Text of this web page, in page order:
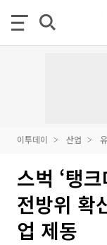
이투데이 산업
스벅 ‘탱
전방위 확
업 제동